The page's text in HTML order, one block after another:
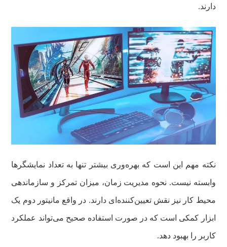
دارند.
نکته مهم این است که بهره‌وری بیشتر تنها به تعداد نمایشگرها
وابسته نیست. نحوه مدیریت زمان، میزان تمرکز و سازماندهی
محیط کار نیز نقش تعیین‌کننده‌ای دارند. در واقع مانیتور دوم یک
ابزار کمکی است که در صورت استفاده صحیح می‌تواند عملکرد
کاربر را بهبود دهد.